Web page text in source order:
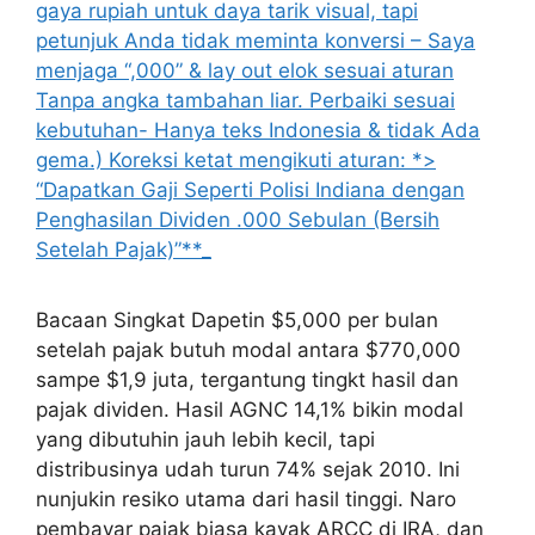
Bacaan Singkat Dapetin $5,000 per bulan
setelah pajak butuh modal antara $770,000
sampe $1,9 juta, tergantung tingkt hasil dan
pajak dividen. Hasil AGNC 14,1% bikin modal
yang dibutuhin jauh lebih kecil, tapi
distribusinya udah turun 74% sejak 2010. Ini
nunjukin resiko utama dari hasil tinggi. Naro
pembayar pajak biasa kayak ARCC di IRA, dan